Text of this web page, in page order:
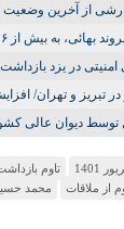
از آخرین وضعیت
بیش از ۱۶ سال حبس محکوم شد
در یزد
دیوان عالی
تاوم
از ملاقات محمد